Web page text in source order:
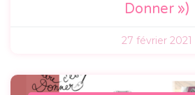
Donner »)
27 février 2021